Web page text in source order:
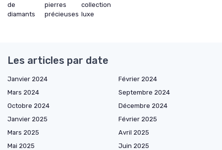
de
diamants
pierres
précieuses
collection
luxe
Les articles par date
Janvier 2024
Février 2024
Mars 2024
Septembre 2024
Octobre 2024
Décembre 2024
Janvier 2025
Février 2025
Mars 2025
Avril 2025
Mai 2025
Juin 2025